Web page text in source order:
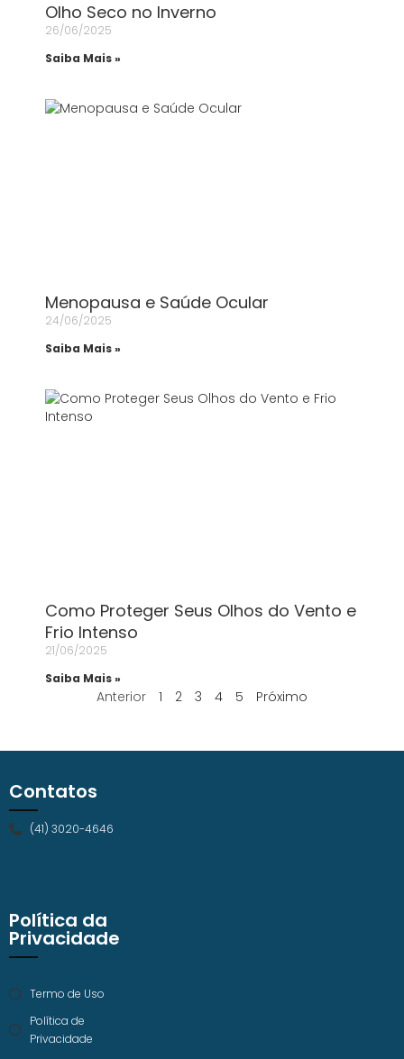
Olho Seco no Inverno
26/06/2025
Saiba Mais »
Menopausa e Saúde Ocular
24/06/2025
Saiba Mais »
Como Proteger Seus Olhos do Vento e
Frio Intenso
21/06/2025
Saiba Mais »
Anterior 1 2 3 4 5 Próximo
Política da
Privacidade
Termo de Uso
Política de
Privacidade
Contatos
(41) 3020-4646